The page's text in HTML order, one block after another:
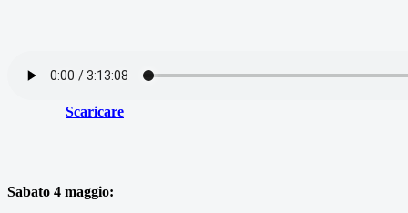
Scaricare
Sabato 4 maggio: